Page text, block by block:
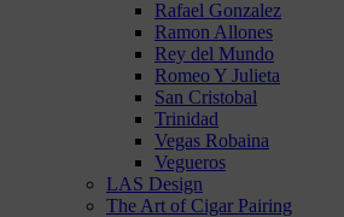
Rafael Gonzalez
Ramon Allones
Rey del Mundo
Romeo Y Julieta
San Cristobal
Trinidad
Vegas Robaina
Vegueros
LAS Design
The Art of Cigar Pairing